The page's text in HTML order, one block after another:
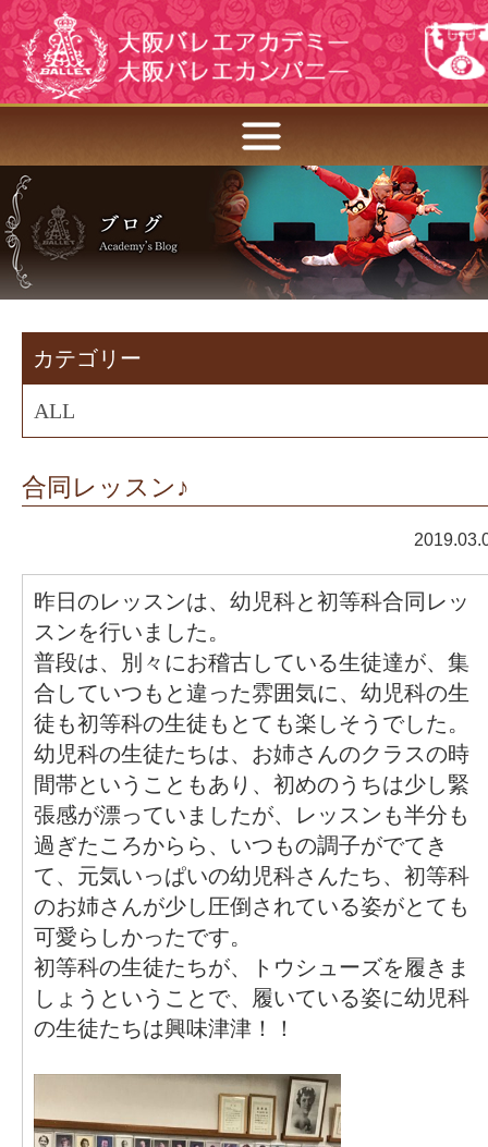
カテゴリー
ALL
合同レッスン♪
昨日のレッスンは、幼児科と初等科合同レッ
スンを行いました。
普段は、別々にお稽古している生徒達が、集
合していつもと違った雰囲気に、幼児科の生
徒も初等科の生徒もとても楽しそうでした。
幼児科の生徒たちは、お姉さんのクラスの時
間帯ということもあり、初めのうちは少し緊
張感が漂っていましたが、レッスンも半分も
過ぎたころからら、いつもの調子がでてき
て、元気いっぱいの幼児科さんたち、初等科
のお姉さんが少し圧倒されている姿がとても
可愛らしかったです。
初等科の生徒たちが、トウシューズを履きま
しょうということで、履いている姿に幼児科
の生徒たちは興味津津！！